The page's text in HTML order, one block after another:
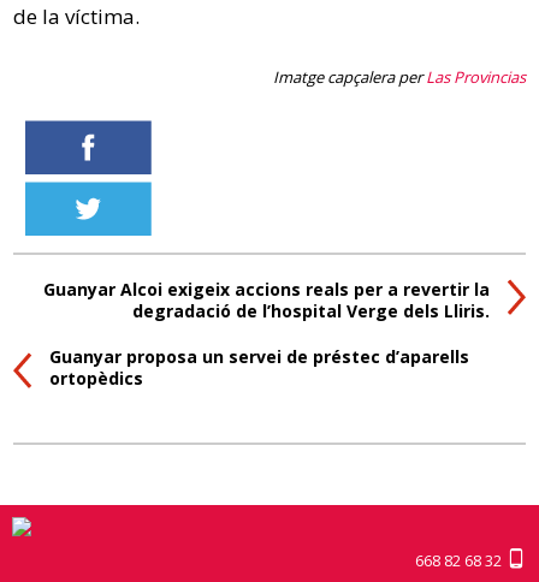
de la víctima.
Imatge capçalera perLas Provincias
Guanyar Alcoi exigeix accions reals per a revertir la
degradació de l’hospital Verge dels Lliris.
Guanyar proposa un servei de préstec d’aparells
ortopèdics
668 82 68 32